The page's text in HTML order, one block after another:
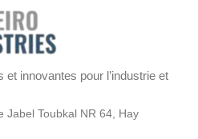
innovantes pour l’industrie et
Jabel Toubkal NR 64, Hay